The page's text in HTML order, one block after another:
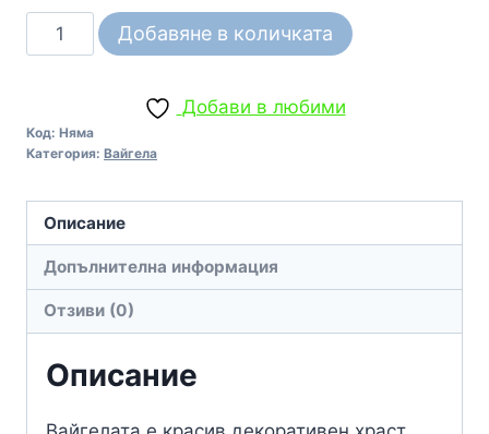
8,00 €
количество
за
Добавяне в количката
Добави в любими
Код: Няма
Категория: Вайгела
Описание
Допълнителна информация
Отзиви (0)
Описание